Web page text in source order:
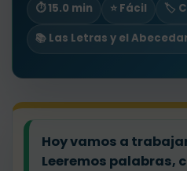
⏱ 15.0 min
⭐ Fácil
🏷️
📚 Las Letras y el
Hoy vamos a
Leeremos palabras,